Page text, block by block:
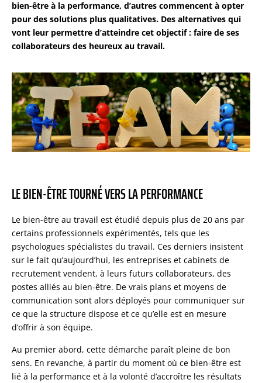
bien-être à la performance, d’autres commencent à opter
pour des solutions plus qualitatives. Des alternatives qui
vont leur permettre d’atteindre cet objectif : faire de ses
collaborateurs des heureux au travail.
LE BIEN-ÊTRE TOURNÉ VERS LA PERFORMANCE
Le bien-être au travail est étudié depuis plus de 20 ans par
certains professionnels expérimentés, tels que les
psychologues spécialistes du travail. Ces derniers insistent
sur le fait qu’aujourd’hui, les entreprises et cabinets de
recrutement vendent, à leurs futurs collaborateurs, des
postes alliés au bien-être. De vrais plans et moyens de
communication sont alors déployés pour communiquer sur
ce que la structure dispose et ce qu’elle est en mesure
d’offrir à son équipe.
Au premier abord, cette démarche paraît pleine de bon
sens. En revanche, à partir du moment où ce bien-être est
lié à la performance et à la volonté d’accroître les résultats